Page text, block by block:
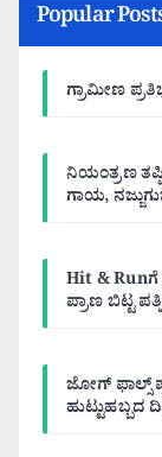
Popular
ಗ್ರಾಮೀಣ
ನಿಯಂತ್ರಣ
ಗಾಯ,
Hit &
ಪ್ರಾಣ ಬಿಟ್ಟ
ಜೋಗ್ ಫಾಲ್ಸ್
ಹುಟ್ಟುಹಬ್ಬದ